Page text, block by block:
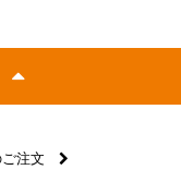
注文